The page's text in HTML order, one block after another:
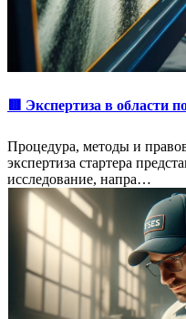
🟥 Экспертиза в области
Процедура, методы и
экспертиза стартера
исследование, напра…